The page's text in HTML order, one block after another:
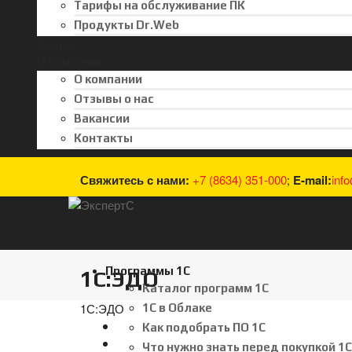
Тарифы на обслуживание ПК
Продукты Dr.Web
О компании
Отзывы о нас
Вакансии
Контакты
Свяжитесь с нами: +7 (8634) 351-000; E-mail:
Программы 1С
Каталог программ 1С
1С в Облаке
Как подобрать ПО 1С
Что нужно знать перед покупкой 1С
1С:ЭДО
1С:ЭДО